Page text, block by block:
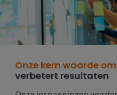
Onze kern waarde
verbetert resultaten